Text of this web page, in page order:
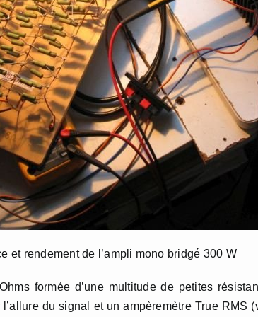
et rendement de l’ampli mono bridgé 300 W
formée d’une multitude de petites
du signal et un ampèremètre True RMS